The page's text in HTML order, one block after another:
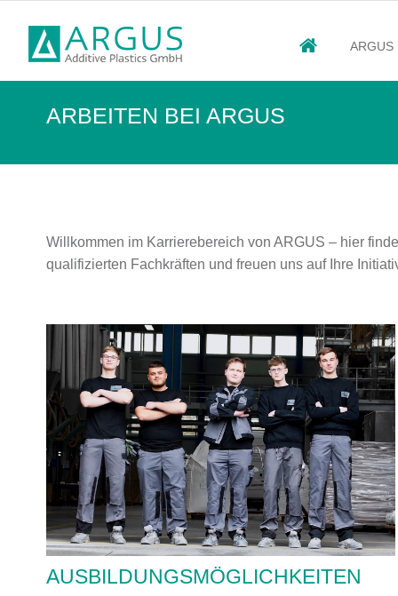
ARGUS
ARBEITEN BEI ARGUS
Willkommen im Karrierebereich von ARGUS – hier
qualifizierten Fachkräften und freuen uns auf Ihre
AUSBILDUNGSMÖGLICHKEITEN